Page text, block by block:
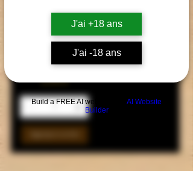
J'ai +18 ans
J'ai -18 ans
Build a FREE AI website with AI Website
Builder
Flacon gradué-
120ml
Prezzo
2,90 €